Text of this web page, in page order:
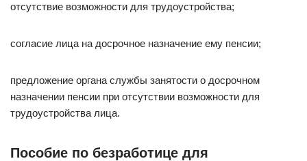
отсутствие возможности для трудоустройства;
согласие лица на досрочное назначение ему пенсии;
предложение органа службы занятости о досрочном
назначении пенсии при отсутствии возможности для
трудоустройства лица.
Пособие по безработице для